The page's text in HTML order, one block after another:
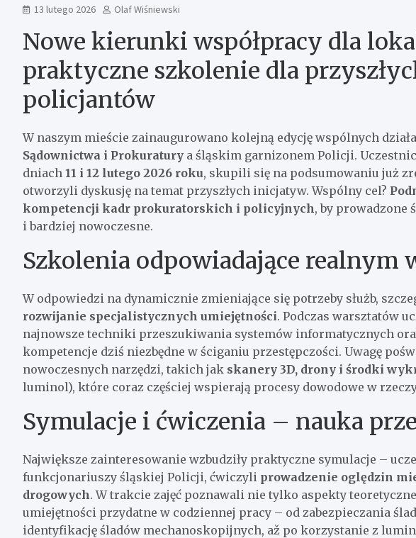
13 lutego 2026 Olaf Wiśniewski
Nowe kierunki współpracy dla
praktyczne szkolenie dla
policjantów
W naszym mieście zainaugurowano kolejną edycję wspólnych
Sądownictwa i Prokuratury a śląskim garnizonem Policji.
dniach 11 i 12 lutego 2026 roku, skupili się na podsumowaniu już
otworzyli dyskusję na temat przyszłych inicjatyw. Wspólny cel?
kompetencji kadr prokuratorskich i policyjnych, by prowadzone
i bardziej nowoczesne.
Szkolenia odpowiadające realnym
W odpowiedzi na dynamicznie zmieniające się potrzeby służb,
rozwijanie specjalistycznych umiejętności. Podczas warsztatów
najnowsze techniki przeszukiwania systemów informatycznych
kompetencje dziś niezbędne w ściganiu przestępczości. Uwagę
nowoczesnych narzędzi, takich jak skanery 3D, drony i środki
luminol), które coraz częściej wspierają procesy dowodowe w
Symulacje i ćwiczenia – nauka
Największe zainteresowanie wzbudziły praktyczne symulacje –
funkcjonariuszy śląskiej Policji, ćwiczyli prowadzenie oględzin
drogowych. W trakcie zajęć poznawali nie tylko aspekty
umiejętności przydatne w codziennej pracy – od zabezpieczania
identyfikację śladów mechanoskopijnych, až po korzystanie z